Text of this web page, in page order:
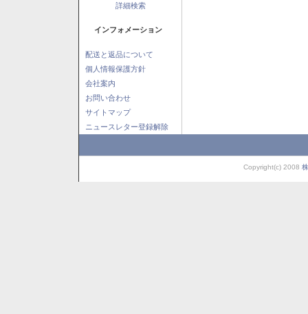
詳細検索
インフォメーション
配送と返品について
個人情報保護方針
会社案内
お問い合わせ
サイトマップ
ニュースレター登録解除
Copyright(c) 2008